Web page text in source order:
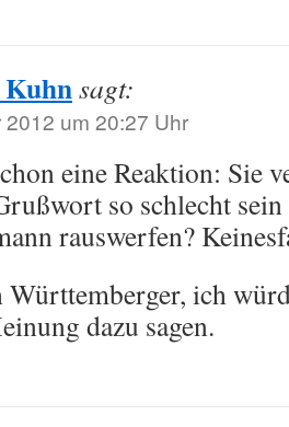
sagt:
2012 um 20:27 Uhr
eine Reaktion: Sie
so schlecht
rauswerfen?
Württemberger, ich
dazu sagen.